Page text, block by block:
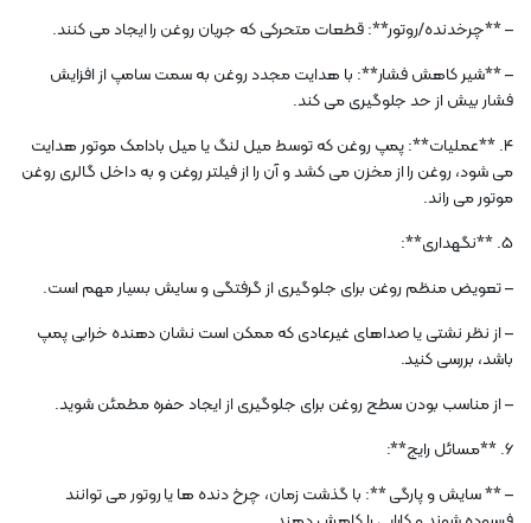
– **چرخدنده/روتور**: قطعات متحرکی که جریان روغن را ایجاد می کنند.
– **شیر کاهش فشار**: با هدایت مجدد روغن به سمت سامپ از افزایش
فشار بیش از حد جلوگیری می کند.
4. **عملیات**: پمپ روغن که توسط میل لنگ یا میل بادامک موتور هدایت
می شود، روغن را از مخزن می کشد و آن را از فیلتر روغن و به داخل گالری روغن
موتور می راند.
5. **نگهداری**:
– تعویض منظم روغن برای جلوگیری از گرفتگی و سایش بسیار مهم است.
– از نظر نشتی یا صداهای غیرعادی که ممکن است نشان دهنده خرابی پمپ
باشد، بررسی کنید.
– از مناسب بودن سطح روغن برای جلوگیری از ایجاد حفره مطمئن شوید.
6. **مسائل رایج**:
– ** سایش و پارگی **: با گذشت زمان، چرخ دنده ها یا روتور می توانند